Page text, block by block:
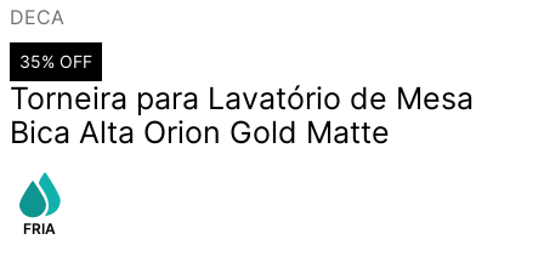
DECA
35% OFF
Torneira para Lavatório de Mesa
Bica Alta Orion Gold Matte
4º
atlas
5
red gold
7º